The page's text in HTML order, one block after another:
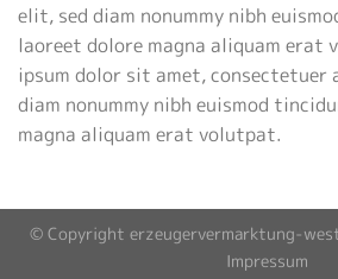
elit, sed diam nonummy nibh
laoreet dolore magna aliquam erat
ipsum dolor sit amet, consectetuer
diam nonummy nibh euismod
magna aliquam erat volutpat.
© Copyright erzeugervermarktung-
Impressum